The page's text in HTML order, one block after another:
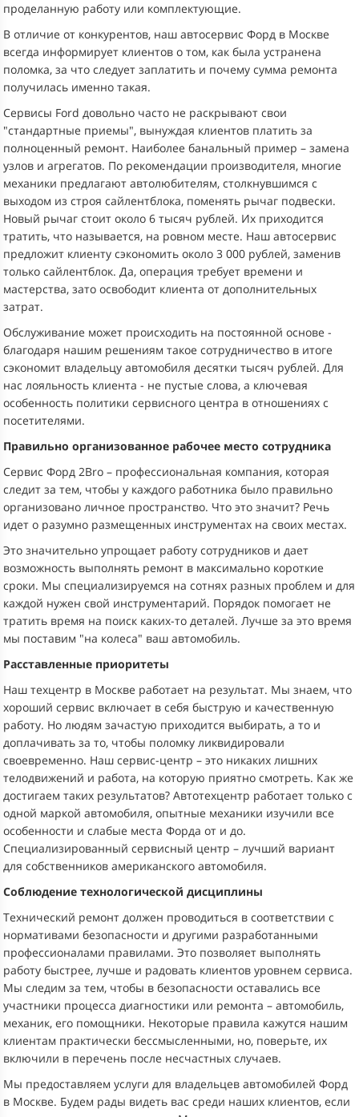
проделанную работу или комплектующие.
В отличие от конкурентов, наш автосервис Форд в Москве
всегда информирует клиентов о том, как была устранена
поломка, за что следует заплатить и почему сумма ремонта
получилась именно такая.
Сервисы Ford довольно часто не раскрывают свои
"стандартные приемы", вынуждая клиентов платить за
полноценный ремонт. Наиболее банальный пример – замена
узлов и агрегатов. По рекомендации производителя, многие
механики предлагают автолюбителям, столкнувшимся с
выходом из строя сайлентблока, поменять рычаг подвески.
Новый рычаг стоит около 6 тысяч рублей. Их приходится
тратить, что называется, на ровном месте. Наш автосервис
предложит клиенту сэкономить около 3 000 рублей, заменив
только сайлентблок. Да, операция требует времени и
мастерства, зато освободит клиента от дополнительных
затрат.
Обслуживание может происходить на постоянной основе -
благодаря нашим решениям такое сотрудничество в итоге
сэкономит владельцу автомобиля десятки тысяч рублей. Для
нас лояльность клиента - не пустые слова, а ключевая
особенность политики сервисного центра в отношениях с
посетителями.
Правильно организованное рабочее место сотрудника
Сервис Форд 2Bro – профессиональная компания, которая
следит за тем, чтобы у каждого работника было правильно
организовано личное пространство. Что это значит? Речь
идет о разумно размещенных инструментах на своих местах.
Это значительно упрощает работу сотрудников и дает
возможность выполнять ремонт в максимально короткие
сроки. Мы специализируемся на сотнях разных проблем и для
каждой нужен свой инструментарий. Порядок помогает не
тратить время на поиск каких-то деталей. Лучше за это время
мы поставим "на колеса" ваш автомобиль.
Расставленные приоритеты
Наш техцентр в Москве работает на результат. Мы знаем, что
хороший сервис включает в себя быструю и качественную
работу. Но людям зачастую приходится выбирать, а то и
доплачивать за то, чтобы поломку ликвидировали
своевременно. Наш сервис-центр – это никаких лишних
телодвижений и работа, на которую приятно смотреть. Как же
достигаем таких результатов? Автотехцентр работает только с
одной маркой автомобиля, опытные механики изучили все
особенности и слабые места Форда от и до.
Специализированный сервисный центр – лучший вариант
для собственников американского автомобиля.
Соблюдение технологической дисциплины
Технический ремонт должен проводиться в соответствии с
нормативами безопасности и другими разработанными
профессионалами правилами. Это позволяет выполнять
работу быстрее, лучше и радовать клиентов уровнем сервиса.
Мы следим за тем, чтобы в безопасности оставались все
участники процесса диагностики или ремонта – автомобиль,
механик, его помощники. Некоторые правила кажутся нашим
клиентам практически бессмысленными, но, поверьте, их
включили в перечень после несчастных случаев.
Мы предоставляем услуги для владельцев автомобилей Форд
в Москве. Будем рады видеть вас среди наших клиентов, если